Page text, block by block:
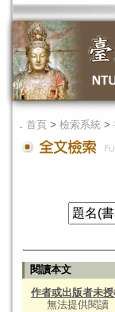
． 首頁 > 檢索系統 >
閱讀本文
作者或出版者未
無法提供閱讀